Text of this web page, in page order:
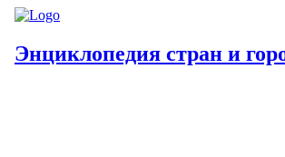
Энциклопедия стран и